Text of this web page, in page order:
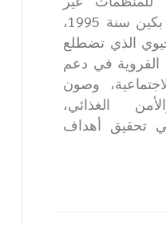
الحكومية المنعقد في بكين سنة 1995،
الذي تضطلع
القروية في دعم
وصون
الغذائي،
تحقيق أهداف